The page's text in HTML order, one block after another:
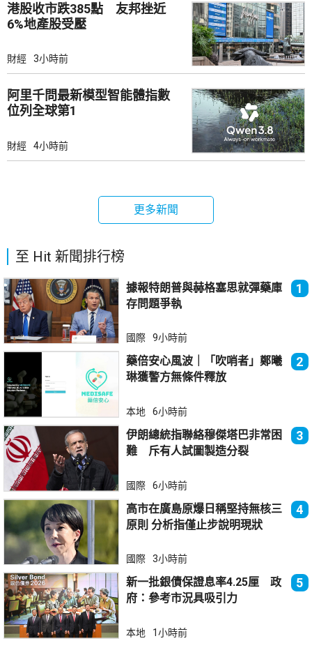
港股收市跌385點 友邦挫近
6%地產股受壓
財經 3小時前
阿里千問最新模型智能體指數
位列全球第1
財經 4小時前
更多新聞
至 Hit 新聞排行榜
據報特朗普與赫格塞思就彈藥庫
存問題爭執
1
國際 9小時前
藥倍安心風波｜「吹哨者」鄭曦
琳獲警方無條件釋放
2
本地 6小時前
伊朗總統指聯絡穆傑塔巴非常困
難 斥有人試圖製造分裂
3
國際 6小時前
高市在廣島原爆日稱堅持無核三
原則 分析指僅止步說明現狀
4
國際 3小時前
新一批銀債保證息率4.25厘 政
府：參考市況具吸引力
5
本地 1小時前